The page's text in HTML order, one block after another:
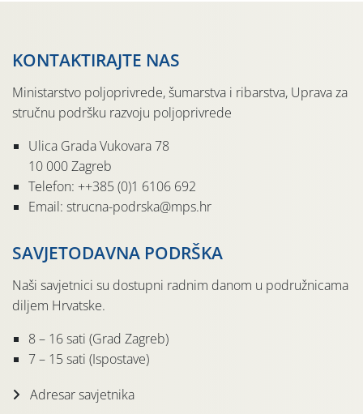
KONTAKTIRAJTE NAS
Ministarstvo poljoprivrede, šumarstva i ribarstva, Uprava za
stručnu podršku razvoju poljoprivrede
Ulica Grada Vukovara 78
10 000 Zagreb
Telefon: ++385 (0)1 6106 692
Email: strucna-podrska@mps.hr
SAVJETODAVNA PODRŠKA
Naši savjetnici su dostupni radnim danom u podružnicama
diljem Hrvatske.
8 – 16 sati (Grad Zagreb)
7 – 15 sati (Ispostave)
Adresar savjetnika